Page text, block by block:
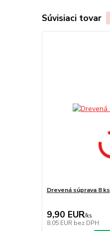
Súvisiaci tovar
Drevená súprava 8 ks
9,90 EUR/ks
8,05 EUR bez DPH